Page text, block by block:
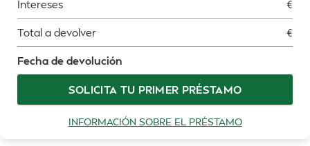
Intereses €
Total a devolver €
Fecha de devolución
SOLICITA TU PRIMER PRÉSTAMO
INFORMACIÓN SOBRE EL PRÉSTAMO